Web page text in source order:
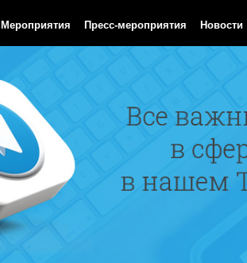
Мероприятия Пресс-мероприятия Новости